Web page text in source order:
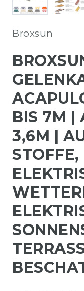
Broxsun
BIS 7M |
3,6M |